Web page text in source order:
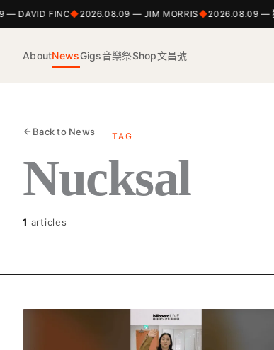
DAVID FINC 2026.08.09 — JIM MORRIS 2026.08.09 —
AboutNewsGigs音樂祭Shop文昌號
Back to News TAG
Nucksal
1 articles